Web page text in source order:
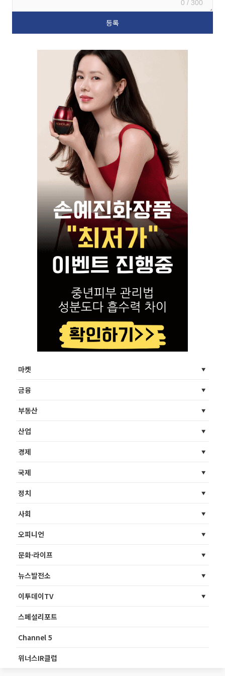
0 / 300
마켓
금융
부동산
산업
경제
국제
정치
사회
오피니언
문화·라이프
뉴스발전소
이투데이TV
스페셜리포트
Channel 5
위너스IR클럽